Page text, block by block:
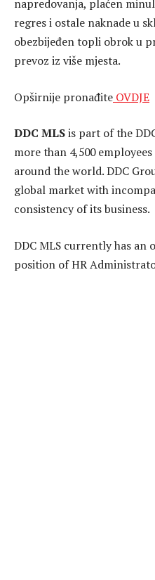
napredovanja, plaćen
regres i ostale naknade u
obezbijeđen topli obrok u
prevoz iz više mjesta.
Opširnije pronađite OVDJE
DDC MLSis part of the
more than 4,500
around the world. DDC
global market with
consistency of its business.
DDC MLS currently has
position of HR